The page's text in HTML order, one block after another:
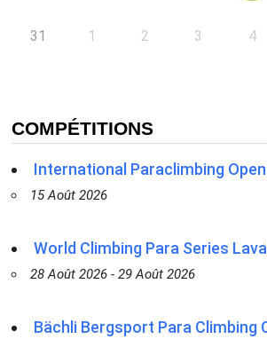
31 1 2 3 4
COMPÉTITIONS
International Paraclimbing Open
15 Août 2026
World Climbing Para Series
28 Août 2026 - 29 Août 2026
Bächli Bergsport Para Climbing